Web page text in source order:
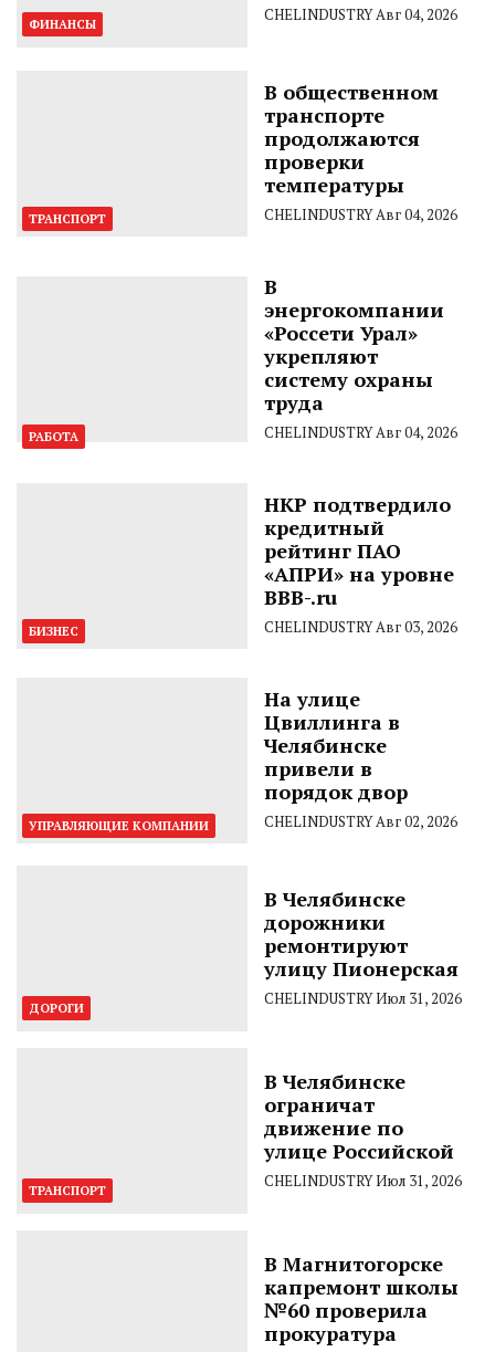
ФИНАНСЫ CHELINDUSTRYАвг 04, 2026
ТРАНСПОРТ
В общественном
транспорте
продолжаются
проверки
температуры
CHELINDUSTRYАвг 04, 2026
РАБОТА
В
энергокомпании
«Россети Урал»
укрепляют
систему охраны
труда
CHELINDUSTRYАвг 04, 2026
БИЗНЕС
НКР подтвердило
кредитный
рейтинг ПАО
«АПРИ» на уровне
BBB-.ru
CHELINDUSTRYАвг 03, 2026
УПРАВЛЯЮЩИЕ КОМПАНИИ
На улице
Цвиллинга в
Челябинске
привели в
порядок двор
CHELINDUSTRYАвг 02, 2026
ДОРОГИ
В Челябинске
дорожники
ремонтируют
улицу Пионерская
CHELINDUSTRYИюл 31, 2026
ТРАНСПОРТ
В Челябинске
ограничат
движение по
улице Российской
CHELINDUSTRYИюл 31, 2026
В Магнитогорске
капремонт школы
№60 проверила
прокуратура